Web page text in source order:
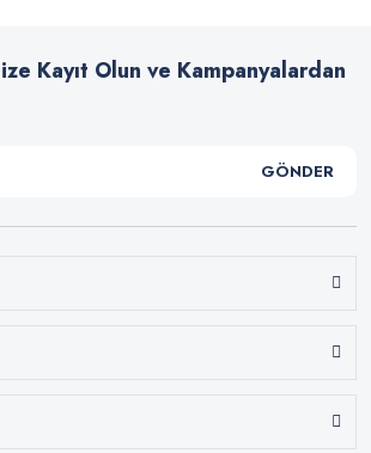
Kayıt Olun ve Kampanyalardan
GÖNDER